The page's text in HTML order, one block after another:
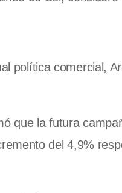
política comercial,
que la futura
del 4,9%